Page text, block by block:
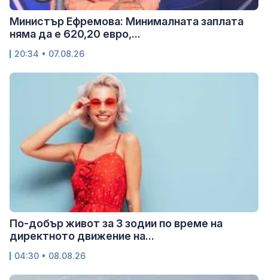
Министър Ефремова: Минималната заплата
няма да е 620,20 евро,...
20:34 • 07.08.26
По-добър живот за 3 зодии по време на
директното движение на...
04:30 • 08.08.26